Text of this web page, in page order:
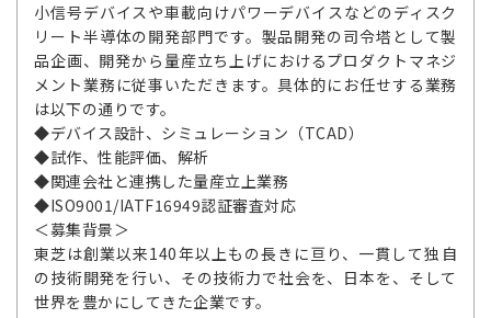
小信号デバイスや車載向けパワーデバイスなどのディスク
リート半導体の開発部門です。製品開発の司令塔として製
品企画、開発から量産立ち上げにおけるプロダクトマネジ
メント業務に従事いただきます。具体的にお任せする業務
は以下の通りです。
◆デバイス設計、シミュレーション（TCAD）
◆試作、性能評価、解析
◆関連会社と連携した量産立上業務
◆ISO9001/IATF16949認証審査対応
＜募集背景＞
東芝は創業以来140年以上もの長きに亘り、一貫して独自
の技術開発を行い、その技術力で社会を、日本を、そして
世界を豊かにしてきた企業です。